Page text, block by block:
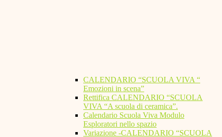
CALENDARIO “SCUOLA VIVA “
Emozioni in scena”
Rettifica CALENDARIO “SCUOLA
VIVA “A scuola di ceramica”.
Calendario Scuola Viva Modulo
Esploratori nello spazio
Variazione -CALENDARIO “SCUOLA